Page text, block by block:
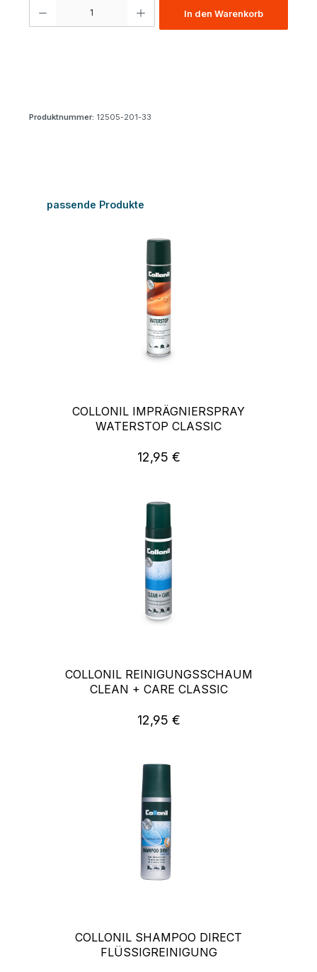
Produkt Anzahl: Gib den gewünschten Wert ein oder benutze die
In den Warenkorb
Produktnummer: 12505-201-33
Produktgalerie überspringen
passende Produkte
COLLONIL IMPRÄGNIERSPRAY
WATERSTOP CLASSIC
Regulärer Preis:
12,95 €
COLLONIL REINIGUNGSSCHAUM
CLEAN + CARE CLASSIC
Regulärer Preis:
12,95 €
COLLONIL SHAMPOO DIRECT
FLÜSSIGREINIGUNG